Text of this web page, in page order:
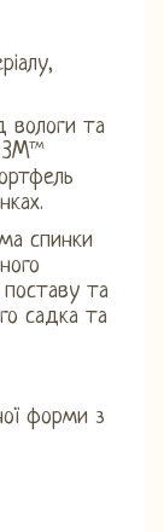
вологи та
3M™
спинки
та
садка та
форми з